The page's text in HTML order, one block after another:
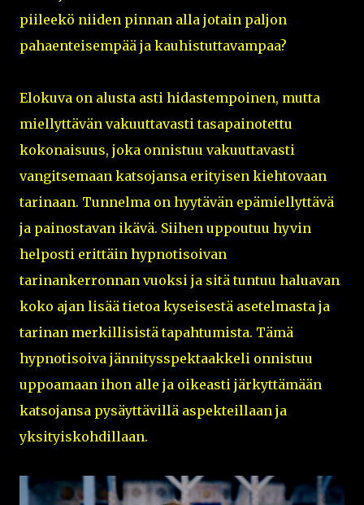
piileekö niiden pinnan alla jotain paljon
pahaenteisempää ja kauhistuttavampaa?
Elokuva on alusta asti hidastempoinen, mutta
miellyttävän vakuuttavasti tasapainotettu
kokonaisuus, joka onnistuu vakuuttavasti
vangitsemaan katsojansa erityisen kiehtovaan
tarinaan. Tunnelma on hyytävän epämiellyttävä
ja painostavan ikävä. Siihen uppoutuu hyvin
helposti erittäin hypnotisoivan
tarinankerronnan vuoksi ja sitä tuntuu haluavan
koko ajan lisää tietoa kyseisestä asetelmasta ja
tarinan merkillisistä tapahtumista. Tämä
hypnotisoiva jännitysspektaakkeli onnistuu
uppoamaan ihon alle ja oikeasti järkyttämään
katsojansa pysäyttävillä aspekteillaan ja
yksityiskohdillaan.